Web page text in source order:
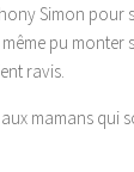
Simon pour
pu
ravis.
mamans qui